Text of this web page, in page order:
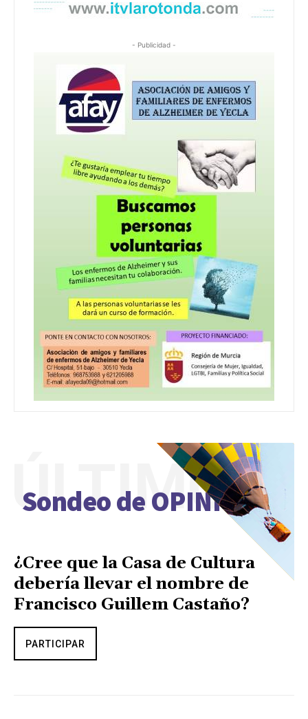
- Publicidad -
Sondeo de OPINIÓN
ÚLTIMO
¿Cree que la Casa de Cultura
debería llevar el nombre de
Francisco Guillem Castaño?
PARTICIPAR